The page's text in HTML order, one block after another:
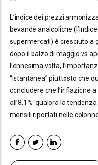
L’indice dei prezzi
bevande analcoliche
supermercati) è cresciuto a
dopo il balzo di maggio vs
l’ennesima volta,
“istantanea” piuttosto che
concludere che l’inflazione
all’8,1%, qualora la
mensili riportati nelle colonne